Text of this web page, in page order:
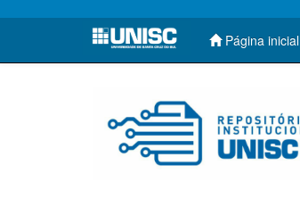
Skip
Página inicial